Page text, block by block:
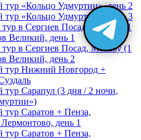
тур «Кольцо Удмуртии», день 2
тур «Кольцо Удмуртии», день 3
в Сергиев Посад, Москву (1
Великий, день 1
в Сергиев Посад, Москву (1
Великий, день 2
тур Нижний Новгород +
тур Сарапул (3 дня / 2 ночи,
тур Саратов + Пенза,
день 1
тур Саратов + Пенза,